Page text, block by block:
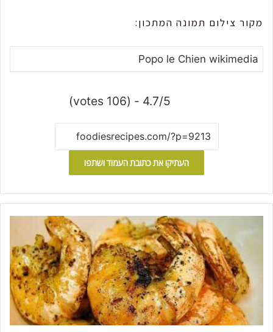
מקור צילום תמונה המתכון:
Popo le Chien wikimedia
4.7/5 - (106 votes)
העתיקו את כתובת העמוד ושתפו
ה